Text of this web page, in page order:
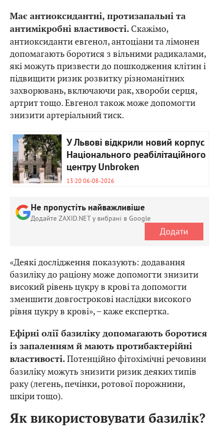
Має антиоксидантні, протизапальні та
антимікробні властивості. Скажімо,
антиоксиданти евгенол, антоціани та лімонен
допомагають боротися з вільними радикалами,
які можуть призвести до пошкодження клітин і
підвищити ризик розвитку різноманітних
захворювань, включаючи рак, хвороби серця,
артрит тощо. Евгенол також може допомогти
знизити артеріальний тиск.
У Львові відкрили новий корпус
Національного реабілітаційного
центру Unbroken
13:20 06-08-2026
Не пропустіть найважливіше
Додайте ZAXID.NET у вибрані в Google
Додати
«Деякі дослідження показують: додавання
базиліку до раціону може допомогти знизити
високий рівень цукру в крові та допомогти
зменшити довгострокові наслідки високого
рівня цукру в крові», – каже експертка.
Ефірні олії базиліку допомагають боротися
із запаленням й мають протибактерійні
властивості.Потенційно фітохімічні речовини
базиліку можуть знизити ризик деяких типів
раку (легень, печінки, ротової порожнини,
шкіри тощо).
Як використовувати базилік?